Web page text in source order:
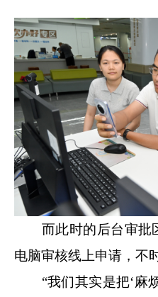
而此时的后台审批
电脑审核线上申请，不
“我们其实是把‘麻烦